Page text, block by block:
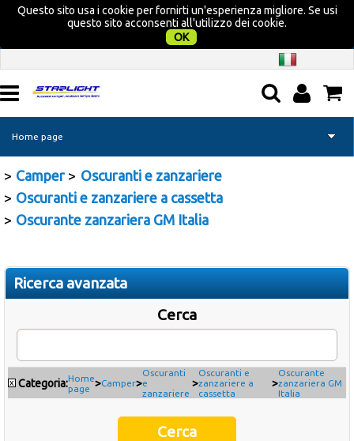
Questo sito usa i cookie per fornirti un'esperienza migliore. Se usi
questo sito acconsenti all'utilizzo dei cookie.
OK
Home page
Camper
Nautica
Tempo libero
Occasioni
Camper
Oscuranti e zanzariere
Oscuranti e zanzariere a cassetta
Oscurante zanzariera GM Italia
Ricerca avanzata
Cerca
x Categoria:Home
page >Camper>
Oscuranti
e
zanzariere
>
Oscuranti e
zanzariere a
cassetta
>
Oscurante
zanzariera GM
Italia